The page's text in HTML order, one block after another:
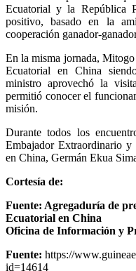
Ecuatorial y la República
positivo, basado en la
cooperación ganador-
En la misma jornada,
Ecuatorial en China
ministro aprovechó la
permitió conocer el
misión.
Durante todos los
Embajador Extraordinario
en China, Germán Ekua
Cortesía de:
Fuente: Agregaduría de
Ecuatorial en China
Oficina de Información y
Fuente: https://
id=14614